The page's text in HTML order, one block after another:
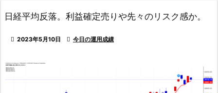
日経平均反落。利益確定売りや先々のリスク感か。
 2023年5月10日  今日の運用成績